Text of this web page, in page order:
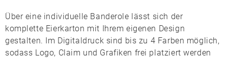
Über eine individuelle Banderole lässt sich der
komplette Eierkarton mit Ihrem eigenen Design
gestalten. Im Digitaldruck sind bis zu 4 Farben möglich,
sodass Logo, Claim und Grafiken frei platziert werden